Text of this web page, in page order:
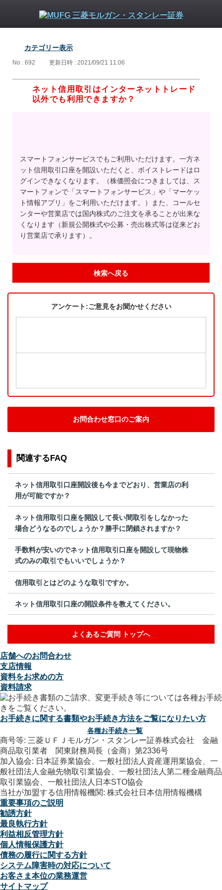
カテゴリー表示
No : 692 更新日時 : 2021/09/21 11:06
ネット信用取引はインターネットトレード
以外でも利用できますか？
スマートフォンサービスでもご利用いただけます。一方ネ
ット信用取引口座を開設いただくと、ボイストレードはロ
グインできなくなります。（株価照会につきましては、ス
マートフォンで「スマートフォンサービス」や「マーケッ
ト情報アプリ」をご利用いただけます。）また、コールセ
ンターや営業店では国内株式のご注文を承ることが出来な
くなります（新規公開株式や公募・売出株式等は従来どお
り営業店で承ります）。
検索へ戻る
アンケート:ご意見をお聞かせください
お問合わせ窓口のご案内
関連するFAQ
ネット信用取引口座開設後も今までどおり、営業店の利
用が可能ですか？
ネット信用取引口座を開設して長い間取引をしなかった
場合どうなるのでしょうか？勝手に閉鎖されますか？
手数料が安いのでネット信用取引口座を開設して現物株
式のみの取引でもいいでしょうか？
信用取引とはどのような取引ですか。
ネット信用取引口座の開設条件を教えてください。
よくあるご質問 トップへ
店舗へのお問合わせ
支店情報
資料をお求めの方
資料請求
お手続きに関する書類やお手続き方法をご覧になりたい方
各種お手続き一覧
商号等: 三菱ＵＦＪモルガン・スタンレー証券株式会社 金融
商品取引業者 関東財務局長（金商）第2336号
加入協会: 日本証券業協会、一般社団法人資産運用業協会、一
般社団法人金融先物取引業協会、一般社団法人第二種金融商品
取引業協会、一般社団法人日本STO協会
当社が加盟する信用情報機関: 株式会社日本信用情報機構
重要事項のご説明
勧誘方針
最良執行方針
利益相反管理方針
個人情報保護方針
債務の履行に関する方針
システム障害時の対応について
お客さま本位の業務運営
サイトマップ